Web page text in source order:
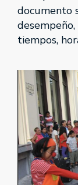
documento
tiempos,